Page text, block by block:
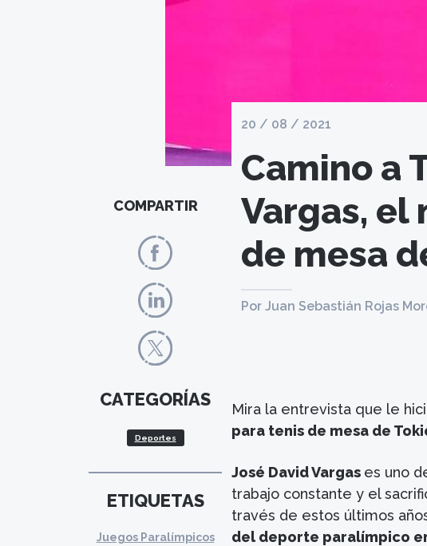
COMPARTIR
CATEGORÍAS
Deportes
ETIQUETAS
Juegos Paralímpicos
20 / 08 / 2021
Camino a
Vargas, el
de mesa
Por Juan Sebastián Rojas
Mira la entrevista que le
para tenis de mesa de
José David Vargas es uno
trabajo constante y el
través de estos últimos
del deporte paralímpico